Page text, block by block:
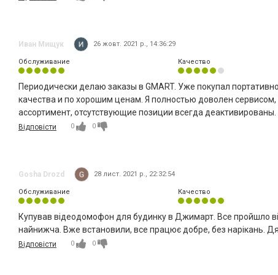
Иван Мищук 26 жовт. 2021 р., 14:36:29
Обслуживание Качество
Периодически делаю заказы в GMART. Уже покупал
качества и по хорошим ценам. Я полностью доволен
ассортимент, отсутствующие позиции всегда деактивированы.
Відповісти 0 0
Gosha Drozd 28 лист. 2021 р., 22:32:54
Обслуживание Качество
Купував відеодомофон для будинку в Джимарт. Все пройшло
найнижча. Вже встановили, все працює добре, без нарікань.
Відповісти 0 0